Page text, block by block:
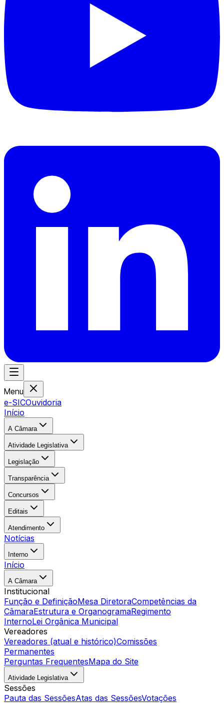
Menu
e-SICOuvidoria
Início
A Câmara
Atividade Legislativa
Legislação
Transparência
Concursos
Editais
Atendimento
Notícias
Interno
Início
A Câmara
Institucional
Função e DefiniçãoMesa DiretoraCompetências da
CâmaraEstrutura e OrganogramaRegimento
InternoLei Orgânica Municipal
Vereadores
Vereadores (atual e histórico)Comissões
Permanentes
Perguntas FrequentesMapa do Site
Atividade Legislativa
Sessões
Pauta das SessõesAtas das SessõesVotações